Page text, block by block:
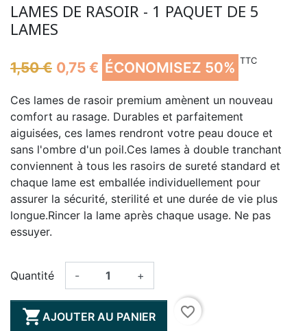
LAMES DE RASOIR - 1 PAQUET DE 5
LAMES
1,50 € 0,75 € ÉCONOMISEZ 50% TTC
Ces lames de rasoir premium amènent un nouveau
comfort au rasage. Durables et parfaitement
aiguisées, ces lames rendront votre peau douce et
sans l'ombre d'un poil.Ces lames à double tranchant
conviennent à tous les rasoirs de sureté standard et
chaque lame est emballée individuellement pour
assurer la sécurité, sterilité et une durée de vie plus
longue.Rincer la lame après chaque usage. Ne pas
essuyer.
Quantité - +
AJOUTER AU PANIER favorite_border